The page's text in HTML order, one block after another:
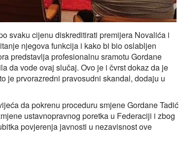
svaku cijenu diskreditirati premijera Novalića i
njegova funkcija i kako bi bio oslabljen
predstavlja profesionalnu sramotu Gordane
da vode ovaj slučaj. Ovo je i čvrst dokaz da je
je prvorazredni pravosudni skandal, dodaju u
da pokrenu proceduru smjene Gordane Tadić
ustavnopravnog poretka u Federaciji i zbog
povjerenja javnosti u nezavisnost ove